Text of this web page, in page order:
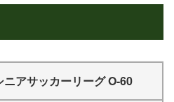
アサッカーリーグ O-60